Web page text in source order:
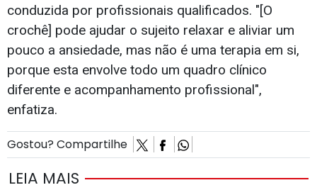
conduzida por profissionais qualificados. "[O
crochê] pode ajudar o sujeito relaxar e aliviar um
pouco a ansiedade, mas não é uma terapia em si,
porque esta envolve todo um quadro clínico
diferente e acompanhamento profissional",
enfatiza.
Gostou? Compartilhe
LEIA MAIS